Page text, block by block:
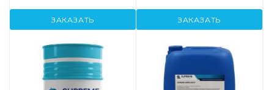
ЗАКАЗАТЬ ЗАКАЗАТЬ